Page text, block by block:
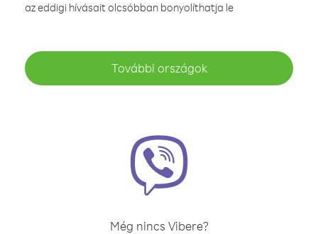
az eddigi hívásait olcsóbban bonyolíthatja le
További országok
Még nincs Vibere?